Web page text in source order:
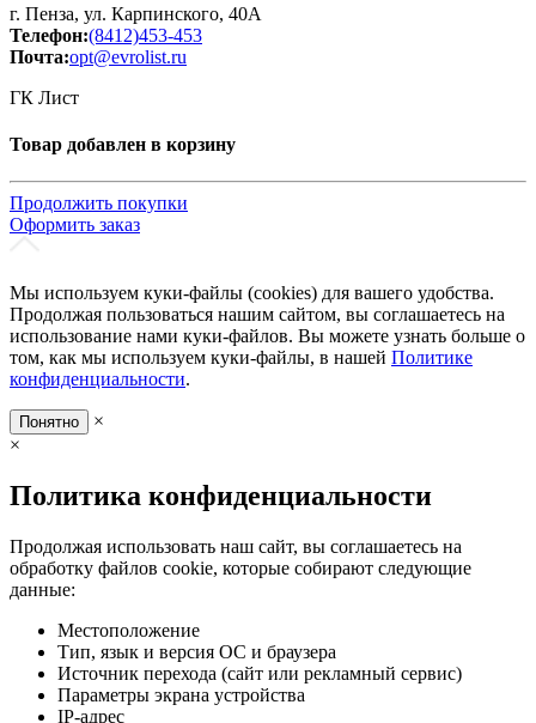
г. Пенза, ул. Карпинского, 40А
Телефон:(8412)453-453
Почта:opt@evrolist.ru
ГК Лист
Товар добавлен в корзину
Продолжить покупки
Оформить заказ
Мы используем куки-файлы (cookies) для вашего удобства.
Продолжая пользоваться нашим сайтом, вы соглашаетесь на
использование нами куки-файлов. Вы можете узнать больше о
том, как мы используем куки-файлы, в нашей Политике
конфиденциальности.
Понятно
×
×
Политика конфиденциальности
Продолжая использовать наш сайт, вы соглашаетесь на
обработку файлов cookie, которые собирают следующие
данные:
Местоположение
Тип, язык и версия ОС и браузера
Источник перехода (сайт или рекламный сервис)
Параметры экрана устройства
IP-адрес